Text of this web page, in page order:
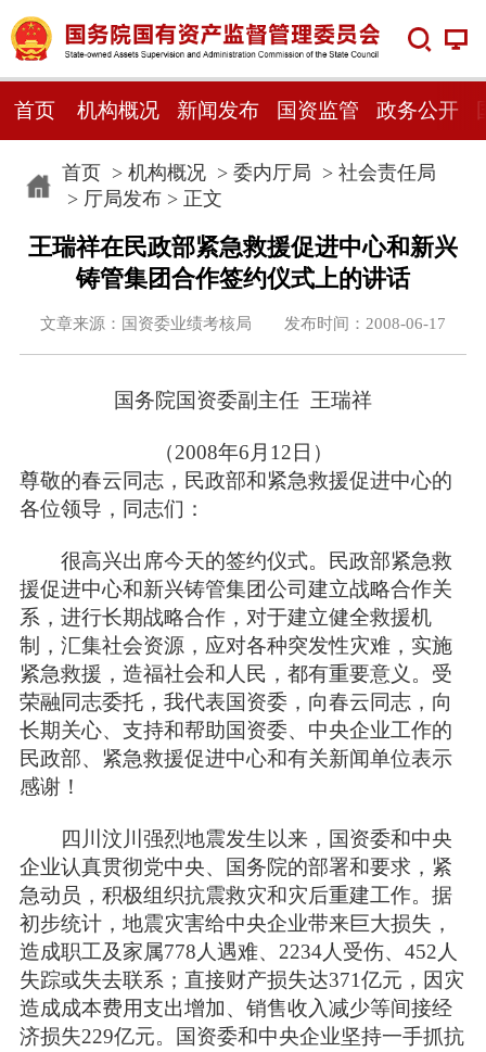
首页 机构概况 新闻发布 国资监管 政务公开
首页> 机构概况> 委内厅局 > 社会责任局
> 厅局发布> 正文
王瑞祥在民政部紧急救援促进中心和新兴
铸管集团合作签约仪式上的讲话
文章来源：国资委业绩考核局 发布时间：2008-06-17
国务院国资委副主任 王瑞祥
（2008年6月12日）
尊敬的春云同志，民政部和紧急救援促进中心的
各位领导，同志们：
很高兴出席今天的签约仪式。民政部紧急救
援促进中心和新兴铸管集团公司建立战略合作关
系，进行长期战略合作，对于建立健全救援机
制，汇集社会资源，应对各种突发性灾难，实施
紧急救援，造福社会和人民，都有重要意义。受
荣融同志委托，我代表国资委，向春云同志，向
长期关心、支持和帮助国资委、中央企业工作的
民政部、紧急救援促进中心和有关新闻单位表示
感谢！
四川汶川强烈地震发生以来，国资委和中央
企业认真贯彻党中央、国务院的部署和要求，紧
急动员，积极组织抗震救灾和灾后重建工作。据
初步统计，地震灾害给中央企业带来巨大损失，
造成职工及家属778人遇难、2234人受伤、452人
失踪或失去联系；直接财产损失达371亿元，因灾
造成成本费用支出增加、销售收入减少等间接经
济损失229亿元。国资委和中央企业坚持一手抓抗